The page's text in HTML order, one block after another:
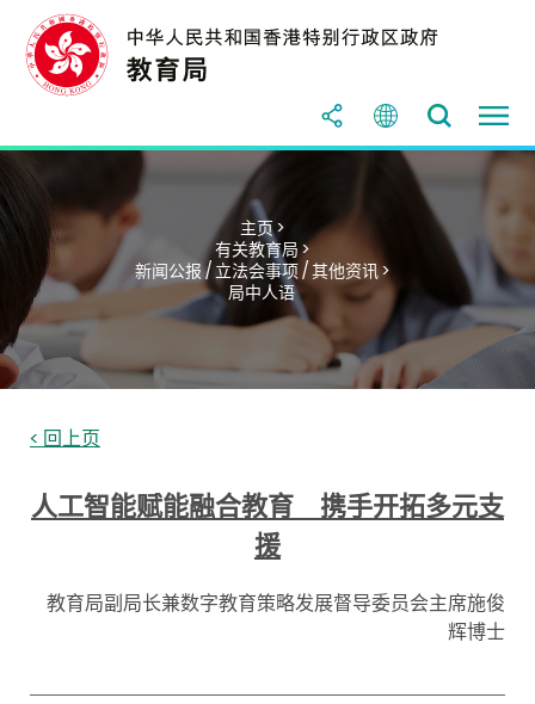
主页 >
有关教育局 >
新闻公报 / 立法会事项 / 其他资讯 >
局中人语
< 回上页
人工智能赋能融合教育 携手开拓多元支
援
教育局副局长兼数字教育策略发展督导委员会主席施俊
辉博士